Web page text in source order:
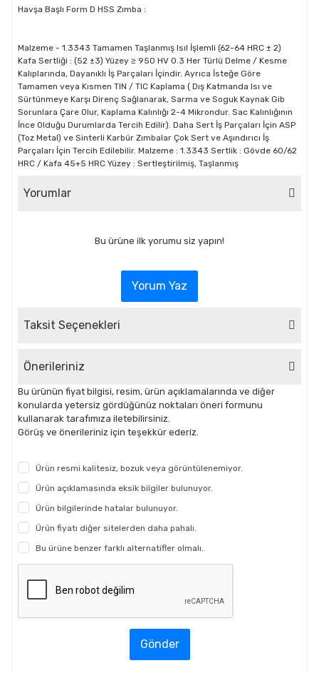
Havşa Başlı Form D HSS Zımba :
Malzeme - 1.3343 Tamamen Taşlanmış Isıl İşlemli (62-64 HRC ± 2)
Kafa Sertliği : (52 ±3) Yüzey ≥ 950 HV 0.3 Her Türlü Delme / Kesme
Kalıplarında, Dayanıklı İş Parçaları İçindir. Ayrıca İsteğe Göre
Tamamen veya Kısmen TIN / TIC Kaplama ( Dış Katmanda Isı ve
Sürtünmeye Karşı Direnç Sağlanarak, Sarma ve Soguk Kaynak Gib
Sorunlara Çare Olur, Kaplama Kalınlığı 2-4 Mikrondur. Sac Kalınlığının
İnce Olduğu Durumlarda Tercih Edilir). Daha Sert İş Parçaları İçin ASP
(Toz Metal) ve Sinterli Karbür Zımbalar Çok Sert ve Aşındırıcı İş
Parçaları İçin Tercih Edilebilir. Malzeme : 1.3343 Sertlik : Gövde 60/62
HRC / Kafa 45+5 HRC Yüzey : Sertleştirilmiş, Taşlanmış
Yorumlar
Bu ürüne ilk yorumu siz yapın!
Yorum Yaz
Taksit Seçenekleri
Önerileriniz
Bu ürünün fiyat bilgisi, resim, ürün açıklamalarında ve diğer
konularda yetersiz gördüğünüz noktaları öneri formunu
kullanarak tarafımıza iletebilirsiniz.
Görüş ve önerileriniz için teşekkür ederiz.
Ürün resmi kalitesiz, bozuk veya görüntülenemiyor.
Ürün açıklamasında eksik bilgiler bulunuyor.
Ürün bilgilerinde hatalar bulunuyor.
Ürün fiyatı diğer sitelerden daha pahalı.
Bu ürüne benzer farklı alternatifler olmalı.
Gönder